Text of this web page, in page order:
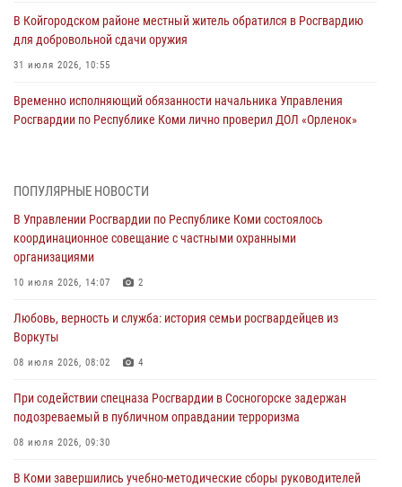
В Койгородском районе местный житель обратился в Росгвардию
для добровольной сдачи оружия
31 июля 2026, 10:55
Временно исполняющий обязанности начальника Управления
Росгвардии по Республике Коми лично проверил ДОЛ «Орленок»
В Санкт-Петербурге прошел окружной этап ежегодного
Всероссийского конкурса профессионального мастерства среди
сотрудников вневедомственной охраны Росгвардии
В Сыктывкаре росгвардейцы приняли участие в молебне в рамках
Дня Крещения Руси и Дня святого равноапостольного князя
28 июля 2026, 13:32 8
В Коми за неделю росгвардейцами выявлено более 10
деятельности
ПОПУЛЯРНЫЕ НОВОСТИ
В Управлении Росгвардии по Республике Коми состоялось
координационное совещание с частными охранными
организациями
10 июля 2026, 14:07 2
Любовь, верность и служба: история семьи росгвардейцев из
Воркуты
08 июля 2026, 08:02 4
При содействии спецназа Росгвардии в Сосногорске задержан
подозреваемый в публичном оправдании терроризма
08 июля 2026, 09:30
В Коми завершились учебно-методические сборы руководителей